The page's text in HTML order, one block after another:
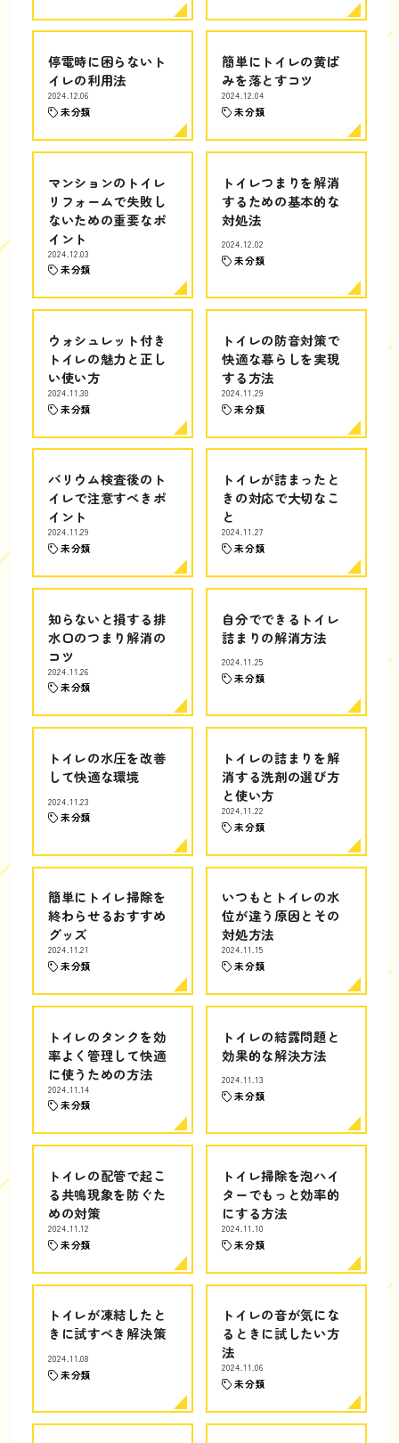
停電時に困らないト
イレの利用法
2024.12.06
未分類
簡単にトイレの黄ば
みを落とすコツ
2024.12.04
未分類
マンションのトイレ
リフォームで失敗し
ないための重要なポ
イント
2024.12.03
未分類
トイレつまりを解消
するための基本的な
対処法
2024.12.02
未分類
ウォシュレット付き
トイレの魅力と正し
い使い方
2024.11.30
未分類
トイレの防音対策で
快適な暮らしを実現
する方法
2024.11.29
未分類
バリウム検査後のト
イレで注意すべきポ
イント
2024.11.29
未分類
トイレが詰まったと
きの対応で大切なこ
と
2024.11.27
未分類
知らないと損する排
水口のつまり解消の
コツ
2024.11.26
未分類
自分でできるトイレ
詰まりの解消方法
2024.11.25
未分類
トイレの水圧を改善
して快適な環境
2024.11.23
未分類
トイレの詰まりを解
消する洗剤の選び方
と使い方
2024.11.22
未分類
簡単にトイレ掃除を
終わらせるおすすめ
グッズ
2024.11.21
未分類
いつもとトイレの水
位が違う原因とその
対処方法
2024.11.15
未分類
トイレのタンクを効
率よく管理して快適
に使うための方法
2024.11.14
未分類
トイレの結露問題と
効果的な解決方法
2024.11.13
未分類
トイレの配管で起こ
る共鳴現象を防ぐた
めの対策
2024.11.12
未分類
トイレ掃除を泡ハイ
ターでもっと効率的
にする方法
2024.11.10
未分類
トイレが凍結したと
きに試すべき解決策
2024.11.08
未分類
トイレの音が気にな
るときに試したい方
法
2024.11.06
未分類